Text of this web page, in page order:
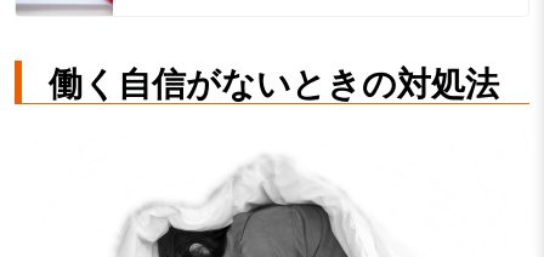
働く自信がないときの対処法